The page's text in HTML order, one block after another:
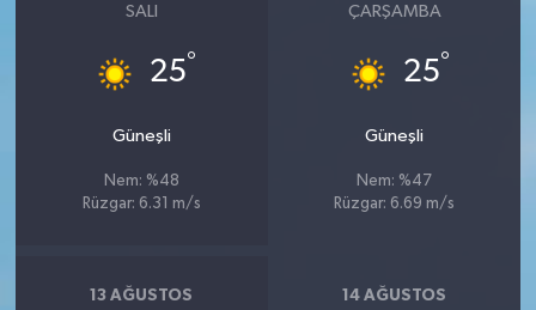
SALI
25°
Güneşli
Nem: %48
Rüzgar: 6.31 m/s
ÇARŞAMBA
25°
Güneşli
Nem: %47
Rüzgar: 6.69 m/s
13 AĞUSTOS 14 AĞUSTOS